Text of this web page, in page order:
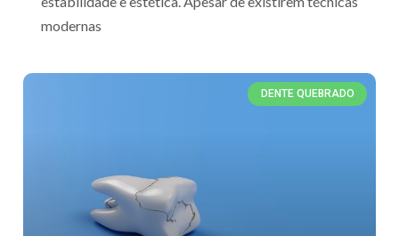
modernas
DENTE QUEBRADO